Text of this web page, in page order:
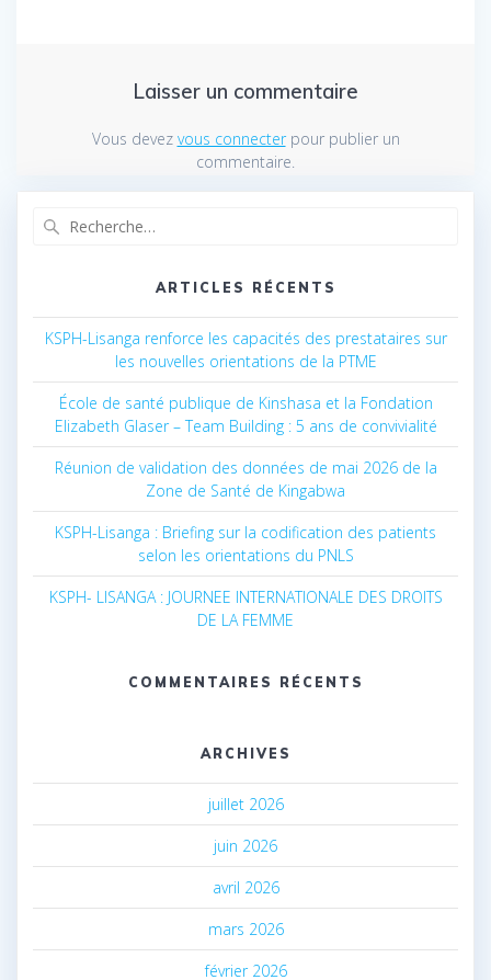
Laisser un commentaire
Vous devez vous connecterpour publier un
commentaire.
ARTICLES RÉCENTS
KSPH-Lisanga renforce les capacités des prestataires sur
les nouvelles orientations de la PTME
École de santé publique de Kinshasa et la Fondation
Elizabeth Glaser – Team Building : 5 ans de convivialité
Réunion de validation des données de mai 2026 de la
Zone de Santé de Kingabwa
KSPH-Lisanga : Briefing sur la codification des patients
selon les orientations du PNLS
KSPH- LISANGA : JOURNEE INTERNATIONALE DES DROITS
DE LA FEMME
COMMENTAIRES RÉCENTS
ARCHIVES
juillet 2026
juin 2026
avril 2026
mars 2026
février 2026